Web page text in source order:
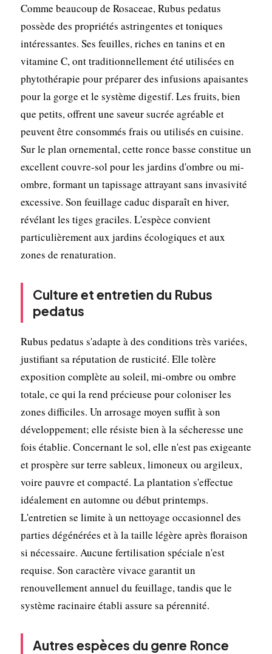
Comme beaucoup de Rosaceae, Rubus pedatus
possède des propriétés astringentes et toniques
intéressantes. Ses feuilles, riches en tanins et en
vitamine C, ont traditionnellement été utilisées en
phytothérapie pour préparer des infusions apaisantes
pour la gorge et le système digestif. Les fruits, bien
que petits, offrent une saveur sucrée agréable et
peuvent être consommés frais ou utilisés en cuisine.
Sur le plan ornemental, cette ronce basse constitue un
excellent couvre-sol pour les jardins d'ombre ou mi-
ombre, formant un tapissage attrayant sans invasivité
excessive. Son feuillage caduc disparaît en hiver,
révélant les tiges graciles. L'espèce convient
particulièrement aux jardins écologiques et aux
zones de renaturation.
Culture et entretien du Rubus
pedatus
Rubus pedatus s'adapte à des conditions très variées,
justifiant sa réputation de rusticité. Elle tolère
exposition complète au soleil, mi-ombre ou ombre
totale, ce qui la rend précieuse pour coloniser les
zones difficiles. Un arrosage moyen suffit à son
développement; elle résiste bien à la sécheresse une
fois établie. Concernant le sol, elle n'est pas exigeante
et prospère sur terre sableux, limoneux ou argileux,
voire pauvre et compacté. La plantation s'effectue
idéalement en automne ou début printemps.
L'entretien se limite à un nettoyage occasionnel des
parties dégénérées et à la taille légère après floraison
si nécessaire. Aucune fertilisation spéciale n'est
requise. Son caractère vivace garantit un
renouvellement annuel du feuillage, tandis que le
système racinaire établi assure sa pérennité.
Autres espèces du genre Ronce